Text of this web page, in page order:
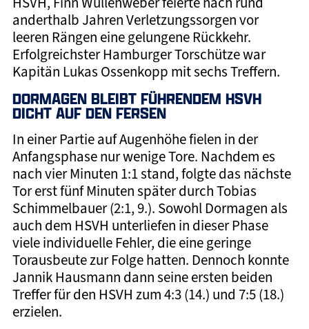
anderthalb Jahren Verletzungssorgen vor
leeren Rängen eine gelungene Rückkehr.
Erfolgreichster Hamburger Torschütze war
Kapitän Lukas Ossenkopp mit sechs Treffern.
DORMAGEN BLEIBT FÜHRENDEM HSVH
DICHT AUF DEN FERSEN
In einer Partie auf Augenhöhe fielen in der
Anfangsphase nur wenige Tore. Nachdem es
nach vier Minuten 1:1 stand, folgte das nächste
Tor erst fünf Minuten später durch Tobias
Schimmelbauer (2:1, 9.). Sowohl Dormagen als
auch dem HSVH unterliefen in dieser Phase
viele individuelle Fehler, die eine geringe
Torausbeute zur Folge hatten. Dennoch konnte
Jannik Hausmann dann seine ersten beiden
Treffer für den HSVH zum 4:3 (14.) und 7:5 (18.)
erzielen.